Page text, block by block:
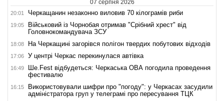
07 серпня 2026
20:01 Черкащанин незаконно виловив 70 кілограмів риби
19:05
Військовий із Чорнобая отримав "Срібний хрест" від
Головнокомандувача ЗСУ
18:08 На Черкащині загорівся полігон твердих побутових відходів
17:06 У центрі Черкас перекинулася автівка
16:49
Ше.Fest відбудеться: Черкаська ОВА погодила проведення
фестивалю
16:15
Використовували шифри про "погоду": у Черкасах засудили
адміністратора груп у телеграмі про пересування ТЦК